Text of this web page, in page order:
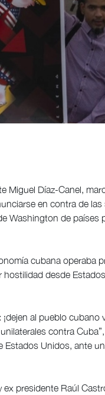
Miguel Díaz-Canel,
en contra de
Washington de países
cubana operaba
desde
al pueblo cubano
contra
Estados Unidos, ante
ex presidente Raúl